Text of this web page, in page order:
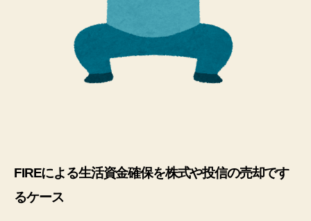
FIREによる生活資金確保を株式や投信の売却です
るケース